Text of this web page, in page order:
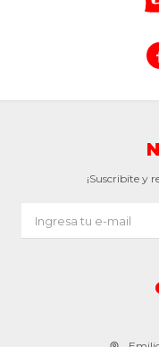
¡Suscribite y